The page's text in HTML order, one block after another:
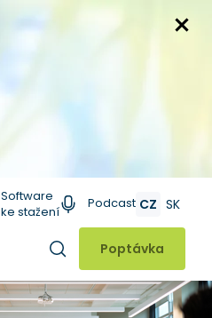
Software
ke stažení
Podcast CZ SK
Hledat
Poptávka